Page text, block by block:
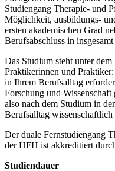
Studiengang Therapie- und
Möglichkeit, ausbildungs-
ersten akademischen Grad
Berufsabschluss in
Das Studium steht unter
Praktikerinnen und
in Ihrem Berufsalltag
Forschung und
also nach dem Studium in
Berufsalltag wissenschaftlich
Der duale Fernstudiengang
der HFH ist akkreditiert
Studiendauer